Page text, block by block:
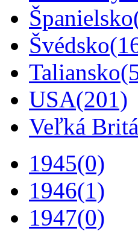
Španielsko
Švédsko
Taliansko
USA(201)
Veľká
1945(0)
1946(1)
1947(0)